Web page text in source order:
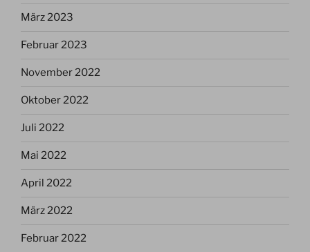
März 2023
Februar 2023
November 2022
Oktober 2022
Juli 2022
Mai 2022
April 2022
März 2022
Februar 2022